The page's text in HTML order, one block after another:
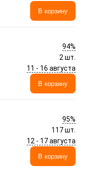
В корзину
94%
2 шт.
11 - 16 августа
В корзину
95%
117 шт.
12 - 17 августа
В корзину